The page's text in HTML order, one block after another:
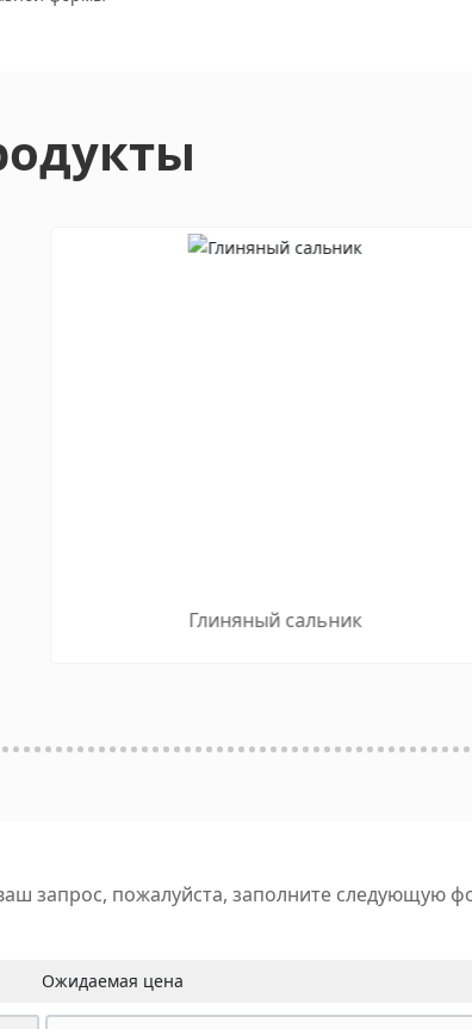
Глиняный сальник
запрос, пожалуйста, заполните следующую
Ожидаемая цена